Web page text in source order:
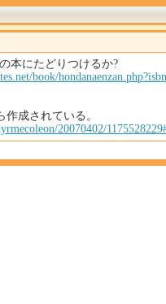
本にたどりつけるか?
net/book/hondanaenzan.php?isbn
成されている。
mecoleon/20070402/117552